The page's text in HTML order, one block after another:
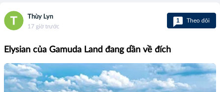
Thùy Lyn
17 giờ trước
1 Theo dõi
Elysian của Gamuda Land đang dần về đích